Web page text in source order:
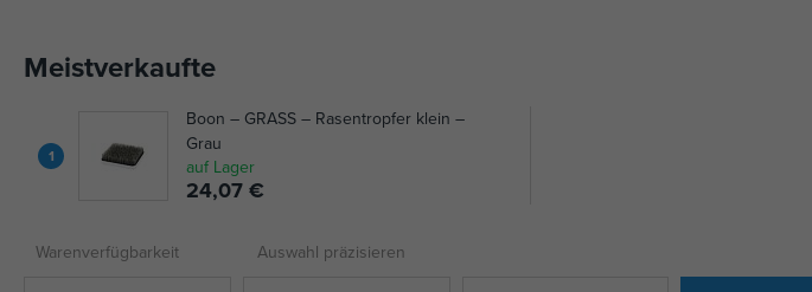
Meistverkaufte
1
Boon – GRASS – Rasentropfer klein –
Grau
auf Lager
24,07 €
Warenverfügbarkeit Auswahl präzisieren